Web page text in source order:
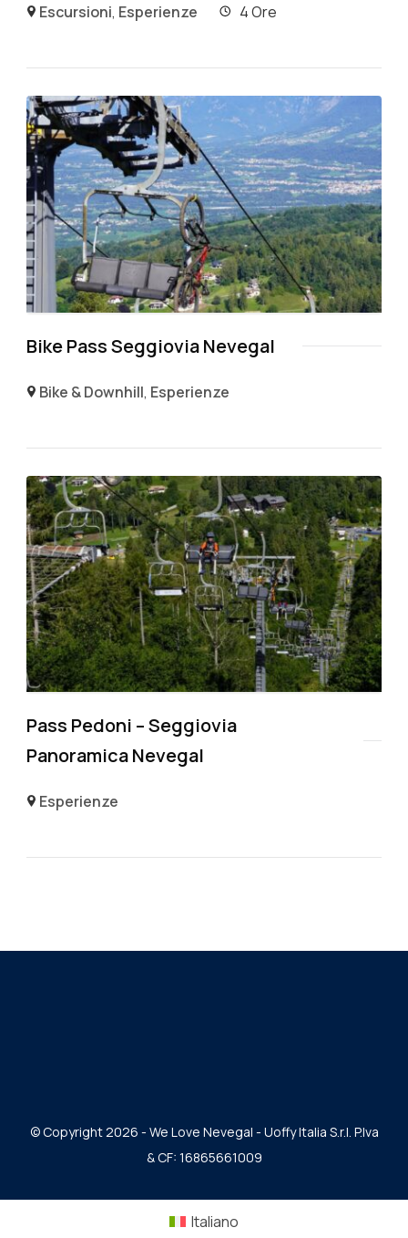
Escursioni, Esperienze 4 Ore
Bike Pass Seggiovia Nevegal
Bike & Downhill, Esperienze
Pass Pedoni – Seggiovia
Panoramica Nevegal
Esperienze
© Copyright 2026 - We Love Nevegal - Uoffy Italia S.r.l. P.Iva
& CF: 16865661009
Italiano